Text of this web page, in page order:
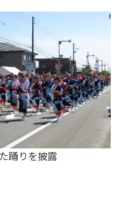
踊りを披露